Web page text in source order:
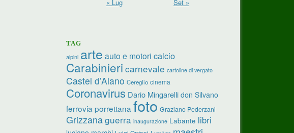
« Lug
Set »
TAG
alpini arte auto e motori calcio
Carabinieri carnevale cartoline di vergato
Castel d’Aiano Cereglio cinema
Coronavirus Dario Mingarelli don Silvano
ferrovia porrettana foto Graziano Pederzani
Grizzanaguerra inaugurazione Labante libri